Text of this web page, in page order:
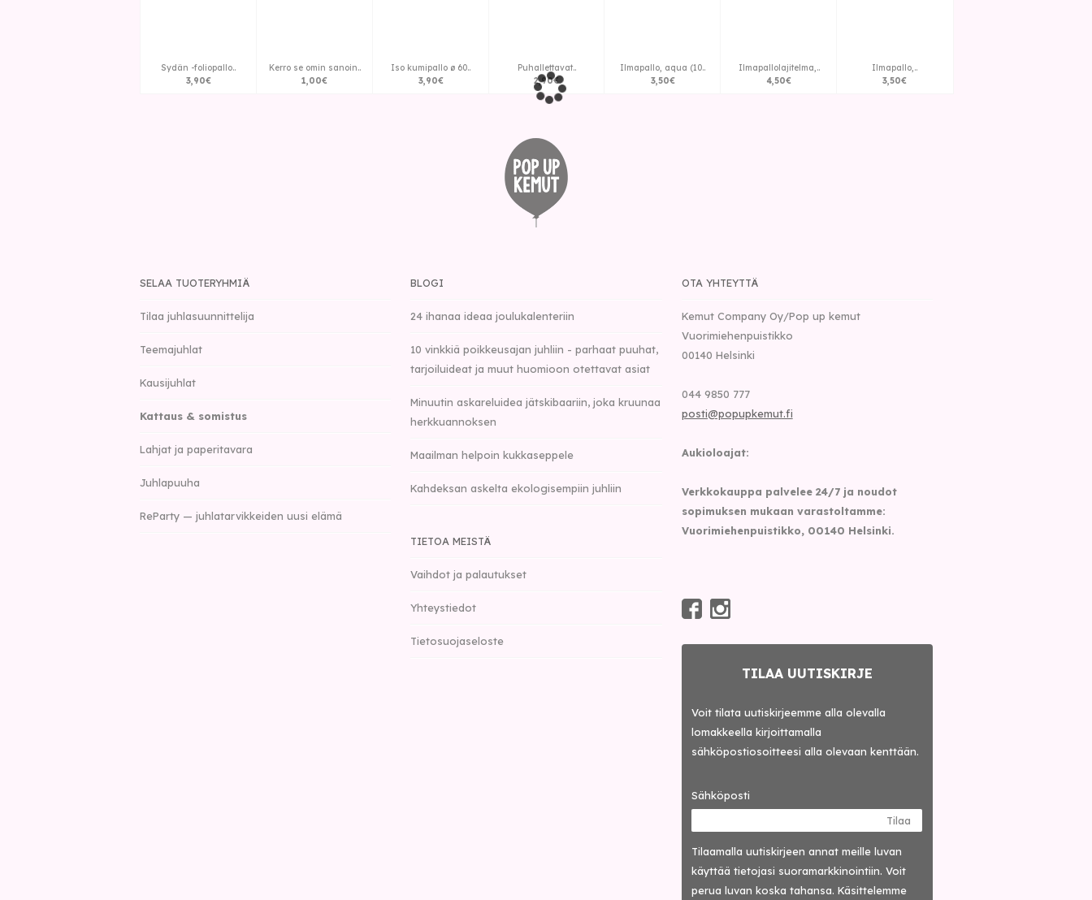
Sydän -foliopallo..
3,90€
Kerro se omin sanoin..
1,00€
Iso kumipallo ø 60..
3,90€
Puhallettavat..
2,90€
Ilmapallo, aqua (10..
3,50€
Ilmapallolajitelma,..
4,50€
Ilmapallo,..
3,50€
SELAA TUOTERYHMIÄ
Tilaa juhlasuunnittelija
Teemajuhlat
Kausijuhlat
Kattaus & somistus
Lahjat ja paperitavara
Juhlapuuha
ReParty — juhlatarvikkeiden uusi elämä
BLOGI
24 ihanaa ideaa joulukalenteriin
10 vinkkiä poikkeusajan juhliin - parhaat puuhat,
tarjoiluideat ja muut huomioon otettavat asiat
Minuutin askareluidea jätskibaariin, joka kruunaa
herkkuannoksen
Maailman helpoin kukkaseppele
Kahdeksan askelta ekologisempiin juhliin
TIETOA MEISTÄ
Vaihdot ja palautukset
Yhteystiedot
Tietosuojaseloste
OTA YHTEYTTÄ
Kemut Company Oy/Pop up kemut
Vuorimiehenpuistikko
00140 Helsinki
044 9850 777
posti@popupkemut.fi
Aukioloajat:
Verkkokauppa palvelee 24/7 ja noudot
sopimuksen mukaan varastoltamme:
Vuorimiehenpuistikko, 00140 Helsinki.
TILAA UUTISKIRJE
Voit tilata uutiskirjeemme alla olevalla
lomakkeella kirjoittamalla
sähköpostiosoitteesi alla olevaan kenttään.
Sähköposti
Tilaa
Tilaamalla uutis­kirjeen annat meille luvan
käyttää tietojasi suora­markkinointiin. Voit
perua luvan koska tahansa. Käsittelemme